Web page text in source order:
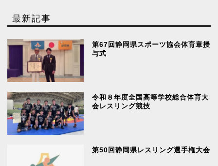
最新記事
第67回静岡県スポーツ協会体育章授
与式
令和８年度全国高等学校総合体育大
会レスリング競技
第50回静岡県レスリング選手権大会